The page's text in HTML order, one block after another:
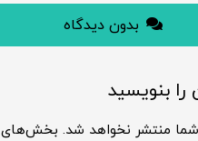
بدون دیدگاه
را بنویسید
شما منتشر نخواهد شد. بخش‌های